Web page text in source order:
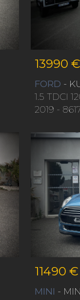
13990 €
FORD -
1.5 TDCI
2019 -
11490 €
MINI -